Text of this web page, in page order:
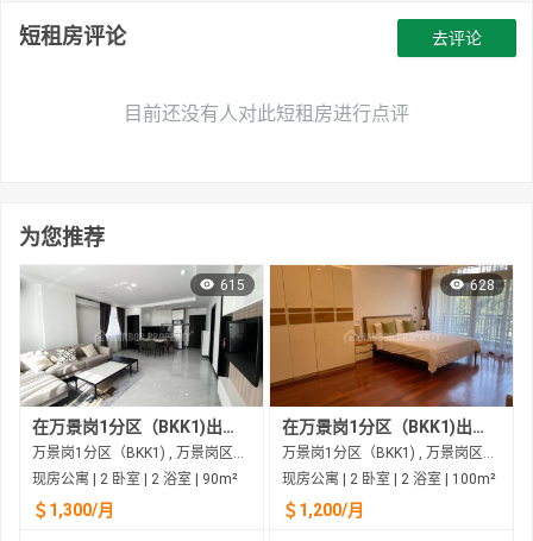
短租房评论
目前还没有人对此短租房进行点评
去评论
为您推荐
615
在万景岗1分区（BKK1)出租的现房公寓
万景岗1分区（BKK1) , 万景岗区（BKK) , 金边市
现房公寓 | 2 卧室 | 2 浴室 | 90m²
＄1,300/月
628
在万景岗1分区（BKK1)出租的现房公寓
万景岗1分区（BKK1) , 万景岗区（BKK) , 金边市
现房公寓 | 2 卧室 | 2 浴室 | 100m²
＄1,200/月